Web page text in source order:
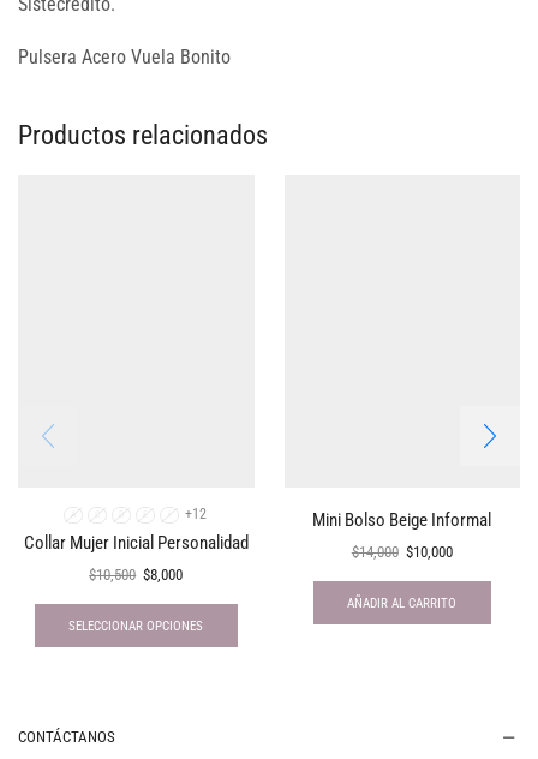
Sistecredito.
Pulsera Acero Vuela Bonito
Productos relacionados
A D E +12
Collar Mujer Inicial Personalidad
$10,500 $8,000
SELECCIONAR OPCIONES
Mini Bolso Beige Informal
$14,000 $10,000
AÑADIR AL CARRITO
CONTÁCTANOS